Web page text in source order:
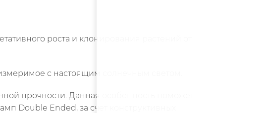
роста и клонирования растений от
с настоящим солнечным светом.
прочности. Данная особенность поможет
Double Ended, за счет конструктивных